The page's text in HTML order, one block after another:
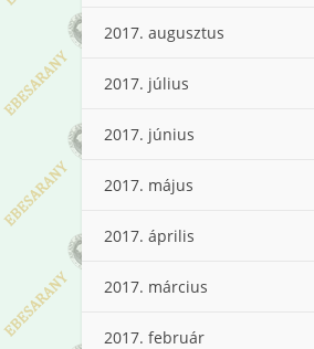
2017. augusztus
2017. július
2017. június
2017. május
2017. április
2017. március
2017. február